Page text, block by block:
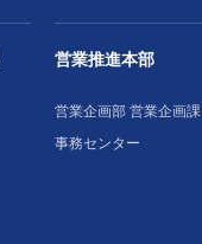
営業推進本部
営業企画部 営業企画課
事務センター